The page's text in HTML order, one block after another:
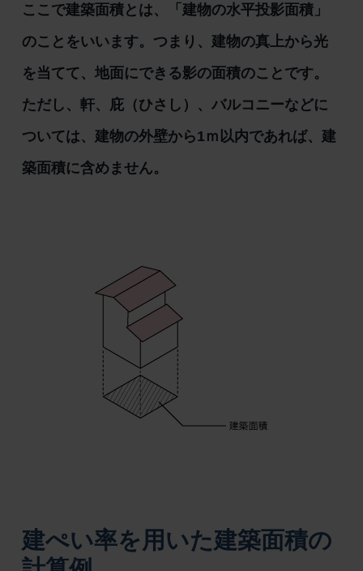
ここで建築面積とは、「建物の水平投影面積」
のことをいいます。つまり、建物の真上から光
を当てて、地面にできる影の面積のことです。
ただし、軒、
庇（ひさし）
、バルコニーなどに
ついては、 建物の外壁から1ｍ以内であれば、建
築面積に含めません。
建ぺい率を用いた建築面積の